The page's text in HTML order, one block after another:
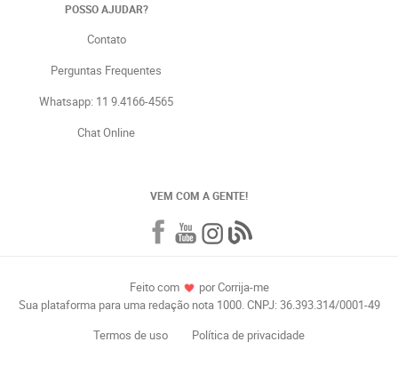
POSSO AJUDAR?
Contato
Perguntas Frequentes
Whatsapp: 11 9.4166-4565
Chat Online
VEM COM A GENTE!
Feito com
por Corrija-me
Sua plataforma para uma redação nota 1000. CNPJ: 36.393.314/0001-49
Termos de uso
Política de privacidade